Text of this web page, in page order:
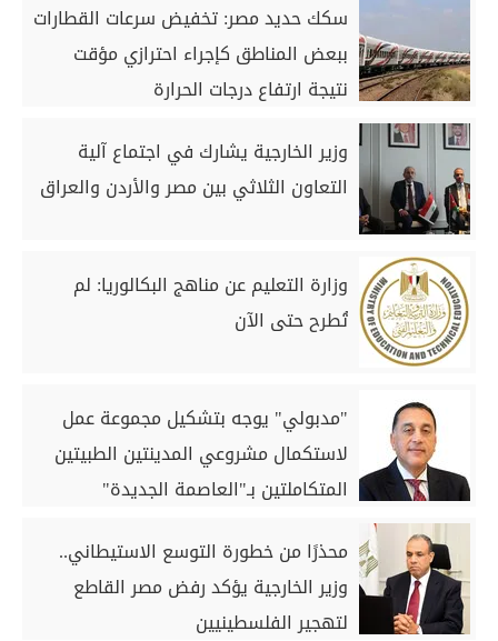
سكك حديد مصر: تخفيض سرعات القطارات
ببعض المناطق كإجراء احترازي مؤقت
نتيجة ارتفاع درجات الحرارة
وزير الخارجية يشارك في اجتماع آلية
التعاون الثلاثي بين مصر والأردن والعراق
وزارة التعليم عن مناهج البكالوريا: لم
تُطرح حتى الآن
"مدبولي" يوجه بتشكيل مجموعة عمل
لاستكمال مشروعي المدينتين الطبيتين
المتكاملتين بـ"العاصمة الجديدة"
محذرًا من خطورة التوسع الاستيطاني..
وزير الخارجية يؤكد رفض مصر القاطع
لتهجير الفلسطينيين